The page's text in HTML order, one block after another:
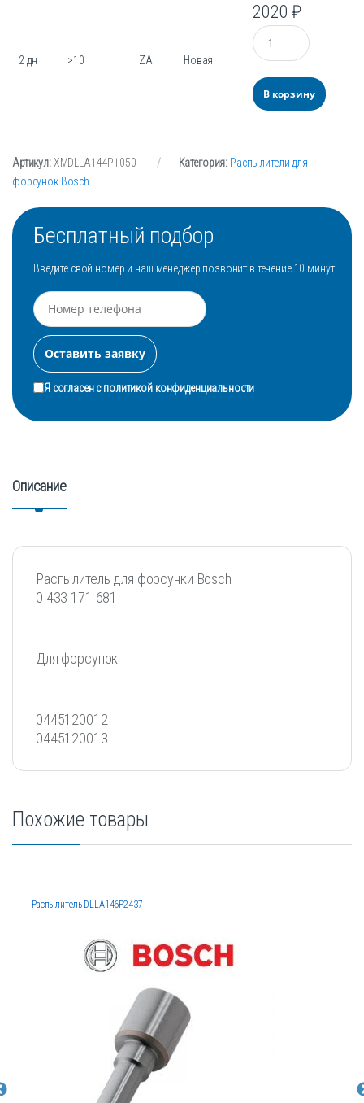
2 дн >10 ZA Новая
2020₽
Количество
В корзину
Артикул:XMDLLA144P1050 Категория: Распылители для
форсунок Bosch
Бесплатный подбор
Введите свой номер и наш менеджер позвонит в течение 10 минут
Я согласен сполитикой конфиденциальности
Описание
Распылитель для форсунки Bosch
0 433 171 681
Для форсунок:
0445120012
0445120013
Похожие товары
Распылитель DLLA146P2437